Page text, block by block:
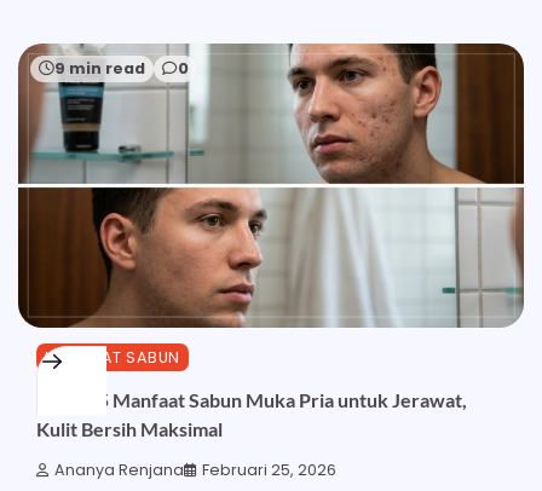
9 min read 0
MANFAAT SABUN
Inilah 25 Manfaat Sabun Muka Pria untuk Jerawat,
Kulit Bersih Maksimal
Ananya Renjana Februari 25, 2026